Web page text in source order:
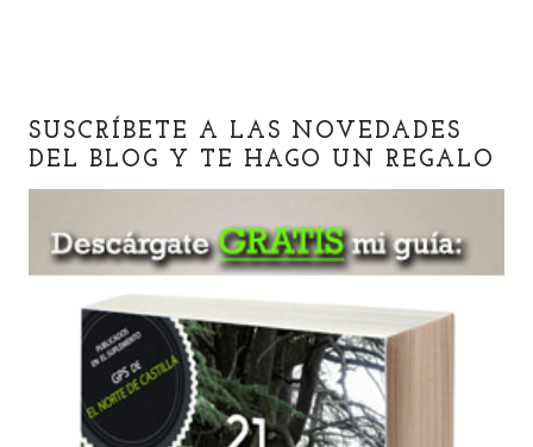
SUSCRÍBETE A LAS NOVEDADES
DEL BLOG Y TE HAGO UN REGALO